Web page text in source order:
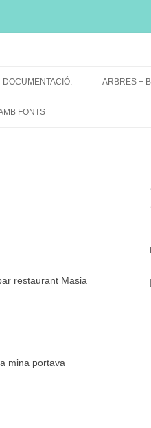
DOCUMENTACIÓ: ARBRES +
FONTS
restaurant Masia
mina portava